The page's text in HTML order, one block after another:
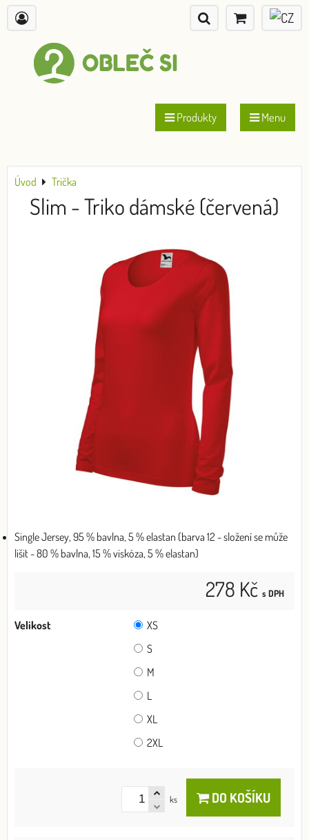
Produkty Menu
Úvod Trička
Slim - Triko dámské (červená)
Single Jersey, 95 % bavlna, 5 % elastan (barva 12 - složení se může
lišit - 80 % bavlna, 15 % viskóza, 5 % elastan)
278 Kč s DPH
Velikost
XS
S
M
L
XL
2XL
ks DO KOŠÍKU